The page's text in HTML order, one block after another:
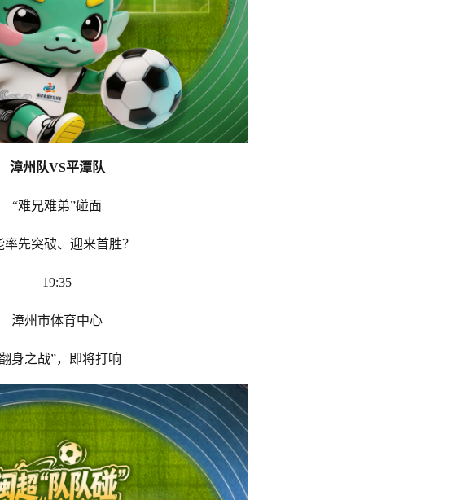
漳州队VS平潭队
“难兄难弟”碰面
率先突破、迎来首胜？
19:35
漳州市体育中心
身之战”，即将打响